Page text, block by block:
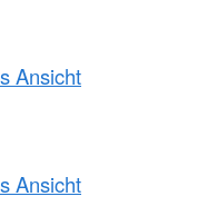
Ansicht
Ansicht